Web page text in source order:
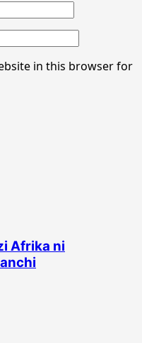
in this browser for
Afrika ni